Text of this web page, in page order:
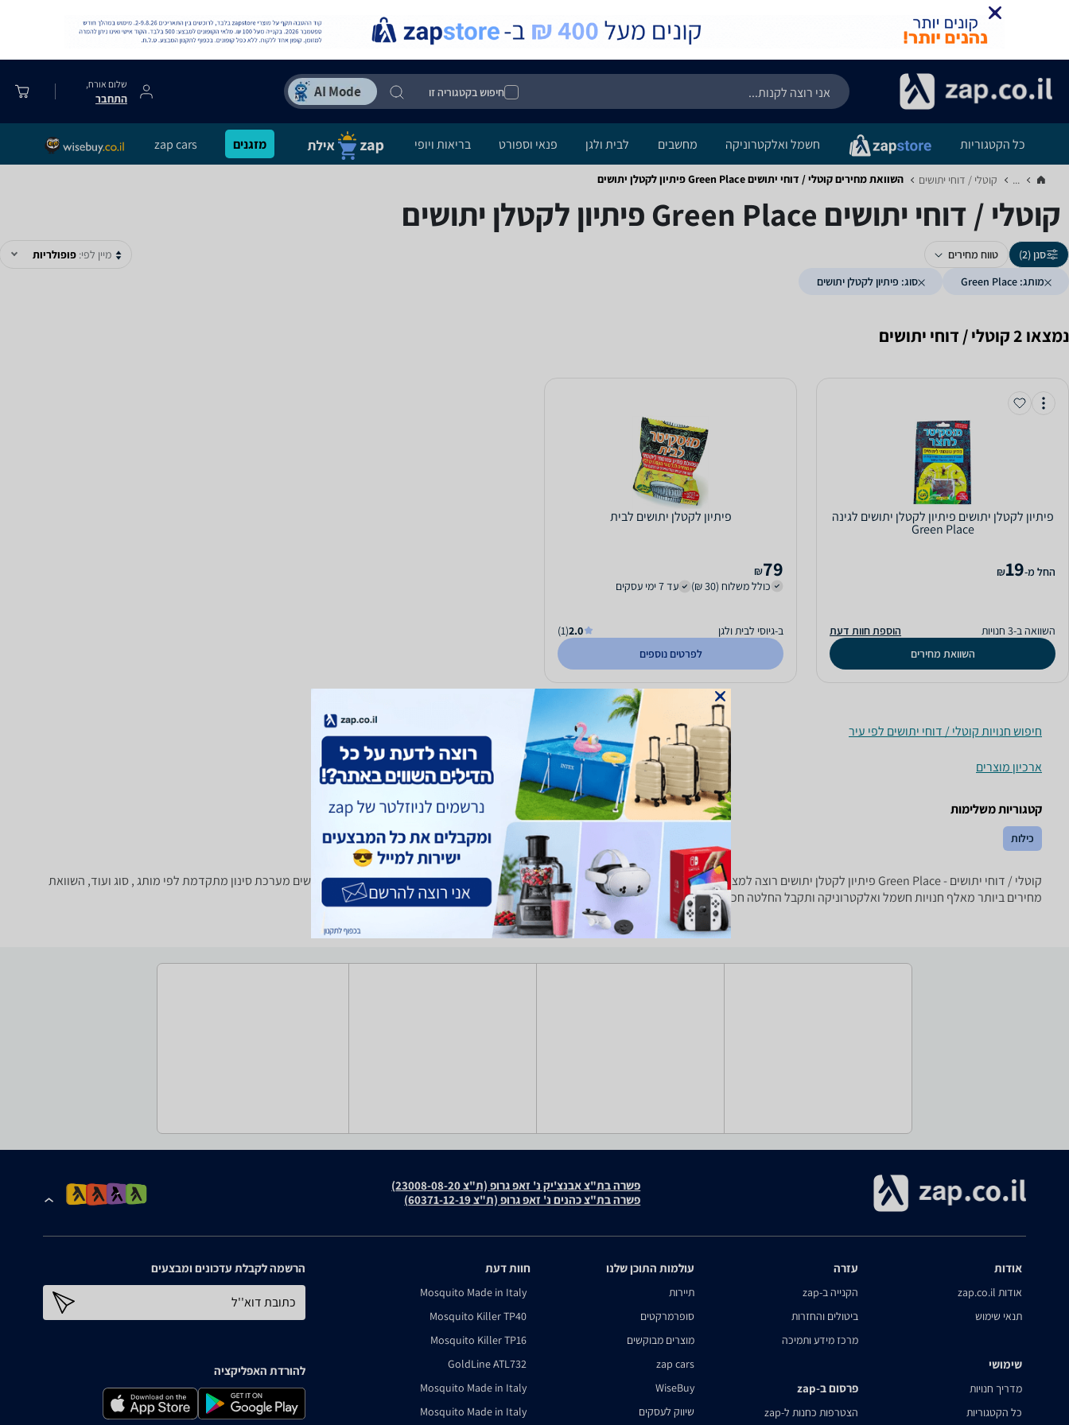
חיפוש בקטגוריה זו
שלום אורח,
התחבר
כל הקטגוריות חשמל ואלקטרוניקה מחשבים לבית ולגן פנאי וספורט בריאות ויופי מזגנים zap cars
... קוטלי / דוחי יתושים‏ השוואת מחירים קוטלי / דוחי יתושים ‏Green Place ‏פיתיון לקטלן יתושים
קוטלי / דוחי יתושים ‏Green Place ‏פיתיון לקטלן יתושים
סנן (2)
טווח מחירים
מותג: Green Place
סוג: פיתיון לקטלן יתושים
מיין לפי: פופולריות
נמצאו 2 קוטלי / דוחי יתושים
‏פיתיון לקטלן יתושים פיתיון לקטלן יתושים לגינה
Green Place
‫החל מ-19
₪
השוואה ב-3 חנויות
הוספת חוות דעת
השוואת מחירים
פיתיון לקטלן יתושים לבית
79
₪
כולל משלוח (30 ₪)
עד 7 ימי עסקים
ב-גיוסי לבית ולגן 2.0
(1)
לפרטים נוספים
חיפוש חנויות קוטלי / דוחי יתושים לפי עיר
ארכיון מוצרים
קטגוריות משלימות
כילות
קוטלי / דוחי יתושים - ‏Green Place ‏פיתיון לקטלן יתושים רוצה למצוא את הקוטל/דוחה יתושים שאתה צריך? רק בזאפ תמצא מאות ביקורות על קוטל/דוחה יתושים מערכת סינון מתקדמת לפי מותג , סוג ועוד, השוואת
מחירים ביותר מאלף חנויות חשמל ואלקטרוניקה ותקבל החלטה חכמה!
פשרה בת"צ אבנצ'יק נ' זאפ גרופ (ת"צ 23008-08-20)
פשרה בת"צ כהנים נ' זאפ גרופ (ת"צ 60371-12-19)
אודות
אודות zap.co.il
תנאי שימוש
שימושי
מדריך חנויות
כל הקטגוריות
עזרה
הקנייה ב-zap
ביטולים והחזרות
מרכז מידע ותמיכה
פרסום ב-zap
הצטרפות כחנות ל-zap
עולמות התוכן שלנו
תיירות
סופרמרקטים
מוצרים מבוקשים
zap cars
WiseBuy
שיווק לעסקים
חוות דעת
Mosquito Made in Italy
Mosquito Killer TP40
Mosquito Killer TP16
GoldLine ATL732
Mosquito Made in Italy
Mosquito Made in Italy
הרשמה לקבלת עדכונים ומבצעים
כתובת דוא''ל
להורדת האפליקציה